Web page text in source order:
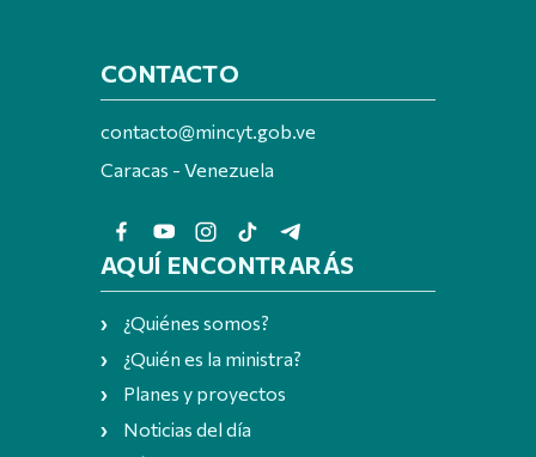
CONTACTO
contacto@mincyt.gob.ve
Caracas - Venezuela
AQUÍ ENCONTRARÁS
¿Quiénes somos?
¿Quién es la ministra?
Planes y proyectos
Noticias del día